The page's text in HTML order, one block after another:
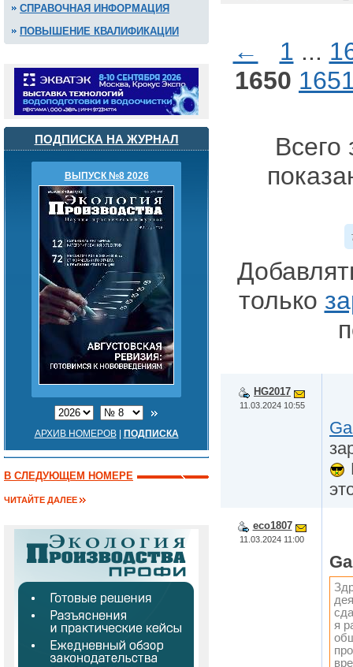
СПРАВОЧНАЯ ИНФОРМАЦИЯ
ПОВЫШЕНИЕ КВАЛИФИКАЦИИ
ПОДПИСКА НА ЖУРНАЛ
ВЫПУСК №8 2026
АРХИВ НОМЕРОВ| ПОДПИСКА
В СЛЕДУЮЩЕМ НОМЕРЕ
ЧИТАЙТЕ ДАЛЕЕ
← 1 ...
1650
Всего
только
HG2017
11.03.2024 10:55
eco1807
11.03.2024 11:00
я